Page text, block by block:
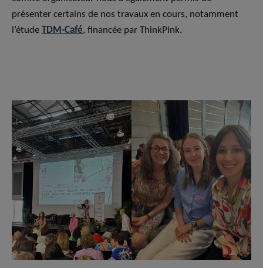
présenter certains de nos travaux en cours, notamment
l’étude TDM-Café, financée par ThinkPink.